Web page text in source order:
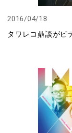
2016/04/18
タワレコ鼎談がビ